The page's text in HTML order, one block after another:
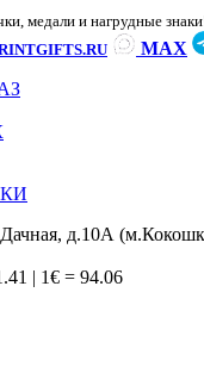
медали и нагрудные
MAX
д.10А
| 1€ = 94.06